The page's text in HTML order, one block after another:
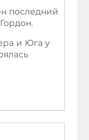
последний
и Юга у